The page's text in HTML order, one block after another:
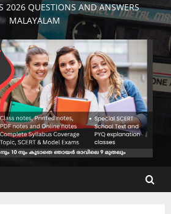
2026 QUESTIONS AND ANSWERS
MALAYALAM